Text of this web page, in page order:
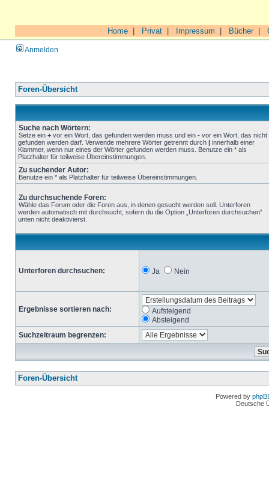
Home Privat Impressum Bücher|
Anmelden
Foren-Übersicht
Suche nach Wörtern:
Setze ein + vor ein Wort, das gefunden werden muss und ein - vor ein Wort, das nicht
gefunden werden darf. Verwende mehrere Wörter getrennt durch | innerhalb einer
Klammer, wenn nur eines der Wörter gefunden werden muss. Benutze ein * als
Platzhalter für teilweise Übereinstimmungen.
Zu suchender Autor:
Benutze ein * als Platzhalter für teilweise Übereinstimmungen.
Zu durchsuchende Foren:
Wähle das Forum oder die Foren aus, in denen gesucht werden soll. Unterforen
werden automatisch mit durchsucht, sofern du die Option „Unterforen durchsuchen“
unten nicht deaktivierst.
Unterforen durchsuchen: Ja Nein
Ergebnisse sortieren nach:
Aufsteigend
Absteigend
Suchzeitraum begrenzen:
Foren-Übersicht
Powered by
Deutsche